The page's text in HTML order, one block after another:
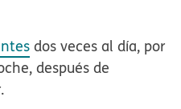
dos veces al día, por
después de